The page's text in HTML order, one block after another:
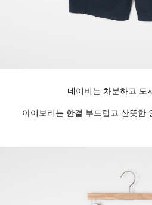
네이비는 차분하고 도
아이보리는 한결 부드럽고 산뜻한